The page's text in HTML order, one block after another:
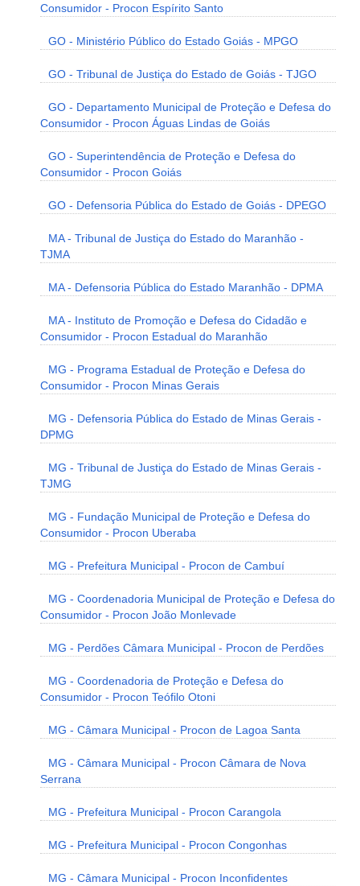
Consumidor - Procon Espírito Santo
GO - Ministério Público do Estado Goiás - MPGO
GO - Tribunal de Justiça do Estado de Goiás - TJGO
GO - Departamento Municipal de Proteção e Defesa do
Consumidor - Procon Águas Lindas de Goiás
GO - Superintendência de Proteção e Defesa do
Consumidor - Procon Goiás
GO - Defensoria Pública do Estado de Goiás - DPEGO
MA - Tribunal de Justiça do Estado do Maranhão -
TJMA
MA - Defensoria Pública do Estado Maranhão - DPMA
MA - Instituto de Promoção e Defesa do Cidadão e
Consumidor - Procon Estadual do Maranhão
MG - Programa Estadual de Proteção e Defesa do
Consumidor - Procon Minas Gerais
MG - Defensoria Pública do Estado de Minas Gerais -
DPMG
MG - Tribunal de Justiça do Estado de Minas Gerais -
TJMG
MG - Fundação Municipal de Proteção e Defesa do
Consumidor - Procon Uberaba
MG - Prefeitura Municipal - Procon de Cambuí
MG - Coordenadoria Municipal de Proteção e Defesa do
Consumidor - Procon João Monlevade
MG - Perdões Câmara Municipal - Procon de Perdões
MG - Coordenadoria de Proteção e Defesa do
Consumidor - Procon Teófilo Otoni
MG - Câmara Municipal - Procon de Lagoa Santa
MG - Câmara Municipal - Procon Câmara de Nova
Serrana
MG - Prefeitura Municipal - Procon Carangola
MG - Prefeitura Municipal - Procon Congonhas
MG - Câmara Municipal - Procon Inconfidentes